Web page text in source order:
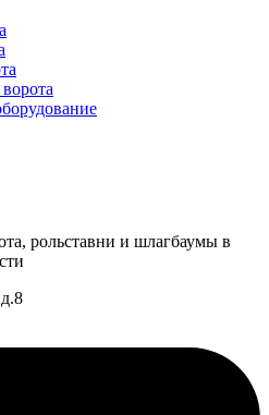
рольставни и шлагбаумы в